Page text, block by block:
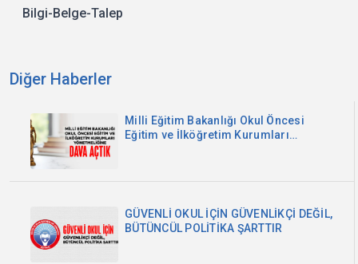
Bilgi-Belge-Talep
Diğer Haberler
Milli Eğitim Bakanlığı Okul Öncesi
Eğitim ve İlköğretim Kurumları
GÜVENLİ OKUL İÇİN GÜVENLİKÇİ DEĞİL,
BÜTÜNCÜL POLİTİKA ŞARTTIR